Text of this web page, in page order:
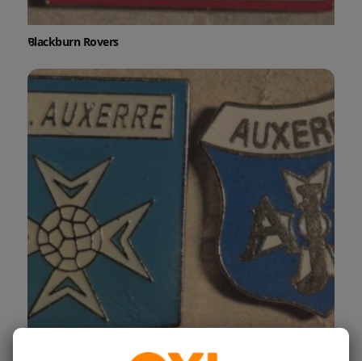
Blackburn Rovers